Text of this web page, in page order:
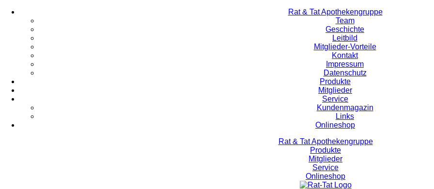
Rat & Tat Apothekengruppe
Team
Geschichte
Leitbild
Mitglieder-Vorteile
Kontakt
Impressum
Datenschutz
Produkte
Mitglieder
Service
Kundenmagazin
Links
Onlineshop
Rat & Tat Apothekengruppe
Produkte
Mitglieder
Service
Onlineshop